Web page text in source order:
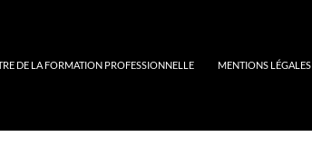
DE LA FORMATION PROFESSIONNELLE MENTIONS LÉGALES